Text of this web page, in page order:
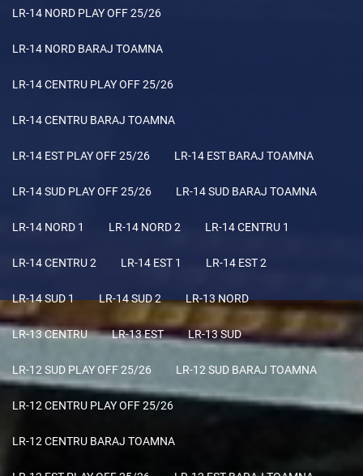
LR-14 NORD PLAY OFF 25/26
LR-14 NORD BARAJ TOAMNA
LR-14 CENTRU PLAY OFF 25/26
LR-14 CENTRU BARAJ TOAMNA
LR-14 EST PLAY OFF 25/26 LR-14 EST BARAJ TOAMNA
LR-14 SUD PLAY OFF 25/26 LR-14 SUD BARAJ TOAMNA
LR-14 NORD 1 LR-14 NORD 2 LR-14 CENTRU 1
LR-14 CENTRU 2 LR-14 EST 1 LR-14 EST 2
LR-14 SUD 1 LR-14 SUD 2 LR-13 NORD
LR-13 CENTRU LR-13 EST LR-13 SUD
LR-12 SUD PLAY OFF 25/26 LR-12 SUD BARAJ TOAMNA
LR-12 CENTRU PLAY OFF 25/26
LR-12 CENTRU BARAJ TOAMNA